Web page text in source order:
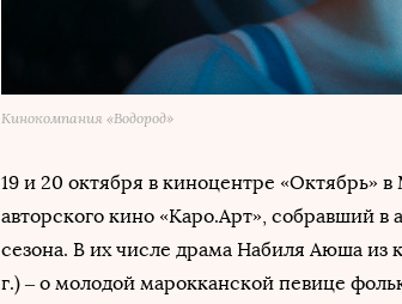
Кинокомпания «Водород»
19 и 20 октября в киноцентре «Октябрь»
авторского кино «Каро.Арт», собравший
сезона. В их числе драма Набиля Аюша из
г.) – о молодой марокканской певице